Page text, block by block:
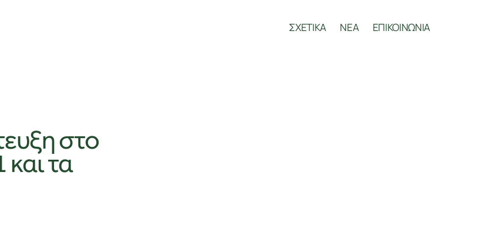
ΣΧΕΤΙΚΑ ΝΕΑ ΕΠΙΚΟΙΝΩΝΙΑ
στο
τα